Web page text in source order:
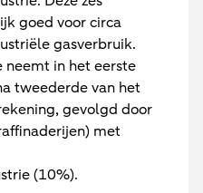
goed voor circa
gasverbruik.
neemt in het eerste
tweederde van het
gevolgd door
met
(10%).